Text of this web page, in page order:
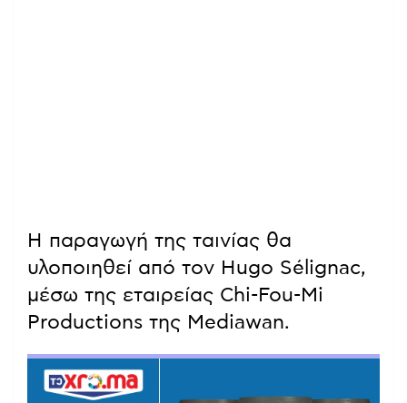
Η παραγωγή της ταινίας θα
υλοποιηθεί από τον Hugo Sélignac,
μέσω της εταιρείας Chi-Fou-Mi
Productions της Mediawan.